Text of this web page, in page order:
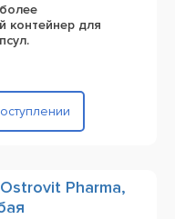
контейнер для
Pharma,